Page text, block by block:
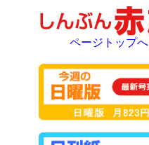
ページトップへ